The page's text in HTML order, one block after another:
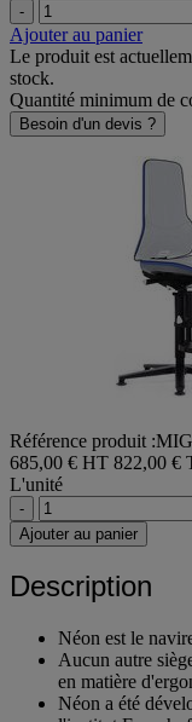
-
Ajouter au panier
Le produit est
stock.
Quantité minimum de
Besoin d'un devis ?
Référence produit
685,00 € HT 822,00 €
L'unité
-
Ajouter au panier
Description
Néon est le
Aucun autre
en matière
Néon a été